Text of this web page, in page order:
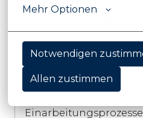
Mehr Optionen
Notwendigen
Allen zustimmen
nicht mit einmaligen
Unterlagen, die
verschwinden,